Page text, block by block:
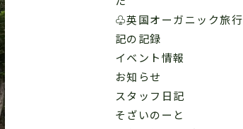
♧英国オーガニック旅行
記の記録
イベント情報
お知らせ
スタッフ日記
そざいのーと